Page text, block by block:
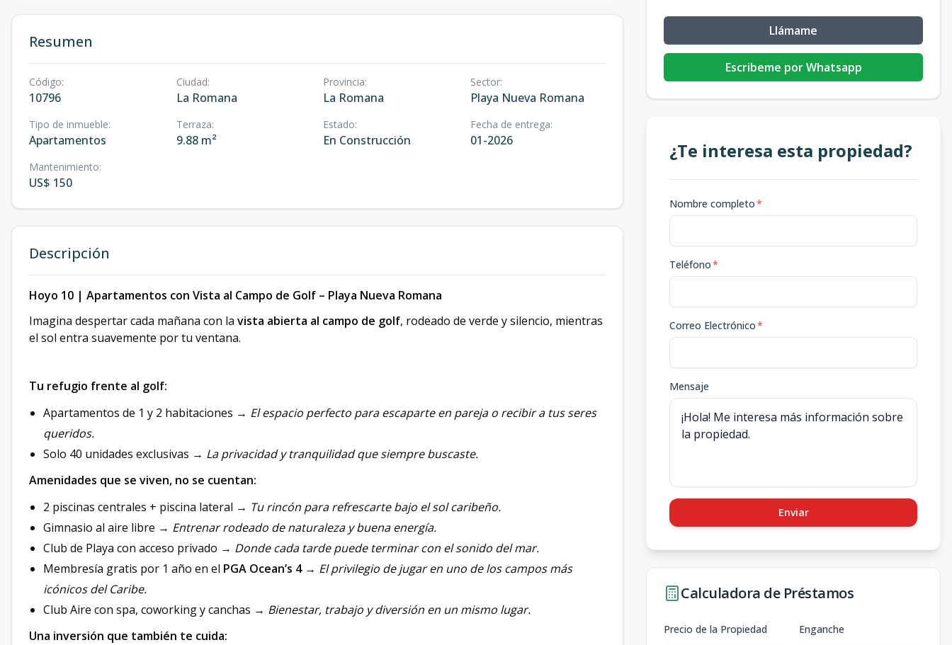
Resumen
Código:
10796
Ciudad:
La Romana
Provincia:
La Romana
Sector:
Playa Nueva Romana
Tipo de inmueble:
Apartamentos
Terraza:
9.88 m²
Estado:
En Construcción
Fecha de entrega:
01-2026
Mantenimiento:
US$ 150
Descripción
Hoyo 10 | Apartamentos con Vista al Campo de Golf – Playa Nueva Romana
Imagina despertar cada mañana con la vista abierta al campo de golf, rodeado de verde y silencio, mientras
el sol entra suavemente por tu ventana.
Tu refugio frente al golf:
Apartamentos de 1 y 2 habitaciones → El espacio perfecto para escaparte en pareja o recibir a tus seres
queridos.
Solo 40 unidades exclusivas → La privacidad y tranquilidad que siempre buscaste.
Amenidades que se viven, no se cuentan:
2 piscinas centrales + piscina lateral → Tu rincón para refrescarte bajo el sol caribeño.
Gimnasio al aire libre → Entrenar rodeado de naturaleza y buena energía.
Club de Playa con acceso privado → Donde cada tarde puede terminar con el sonido del mar.
Membresía gratis por 1 año en el PGA Ocean’s 4→ El privilegio de jugar en uno de los campos más
icónicos del Caribe.
Club Aire con spa, coworking y canchas → Bienestar, trabajo y diversión en un mismo lugar.
Una inversión que también te cuida:
Llámame
Escribeme por Whatsapp
¿Te interesa esta propiedad?
Nombre completo*
Teléfono*
Correo Electrónico*
Mensaje
Enviar
Calculadora de Préstamos
Precio de la Propiedad Enganche